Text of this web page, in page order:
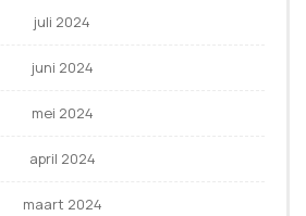
juli 2024
juni 2024
mei 2024
april 2024
maart 2024